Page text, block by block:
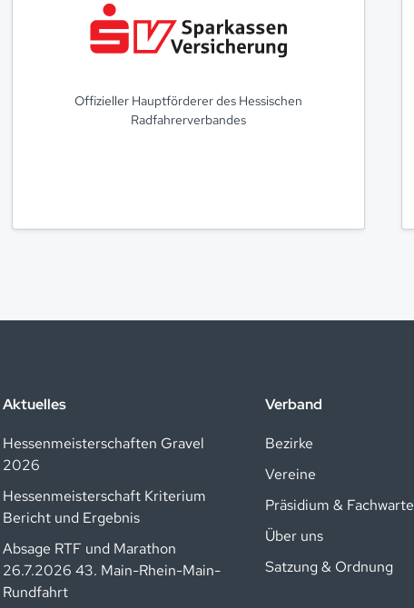
Offizieller Hauptförderer des Hessischen
Radfahrerverbandes
Aktuelles
Hessenmeisterschaften Gravel
2026
Hessenmeisterschaft Kriterium
Bericht und Ergebnis
Absage RTF und Marathon
26.7.2026 43. Main-Rhein-Main-
Rundfahrt
Verband
Bezirke
Vereine
Präsidium & Fachwarte
Über uns
Satzung & Ordnung